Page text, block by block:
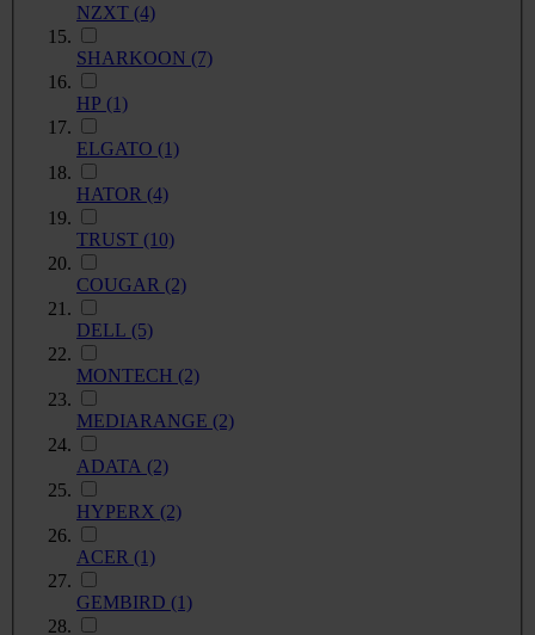
NZXT (4)
SHARKOON (7)
HP (1)
ELGATO (1)
HATOR (4)
TRUST (10)
COUGAR (2)
DELL (5)
MONTECH (2)
MEDIARANGE (2)
ADATA (2)
HYPERX (2)
ACER (1)
GEMBIRD (1)